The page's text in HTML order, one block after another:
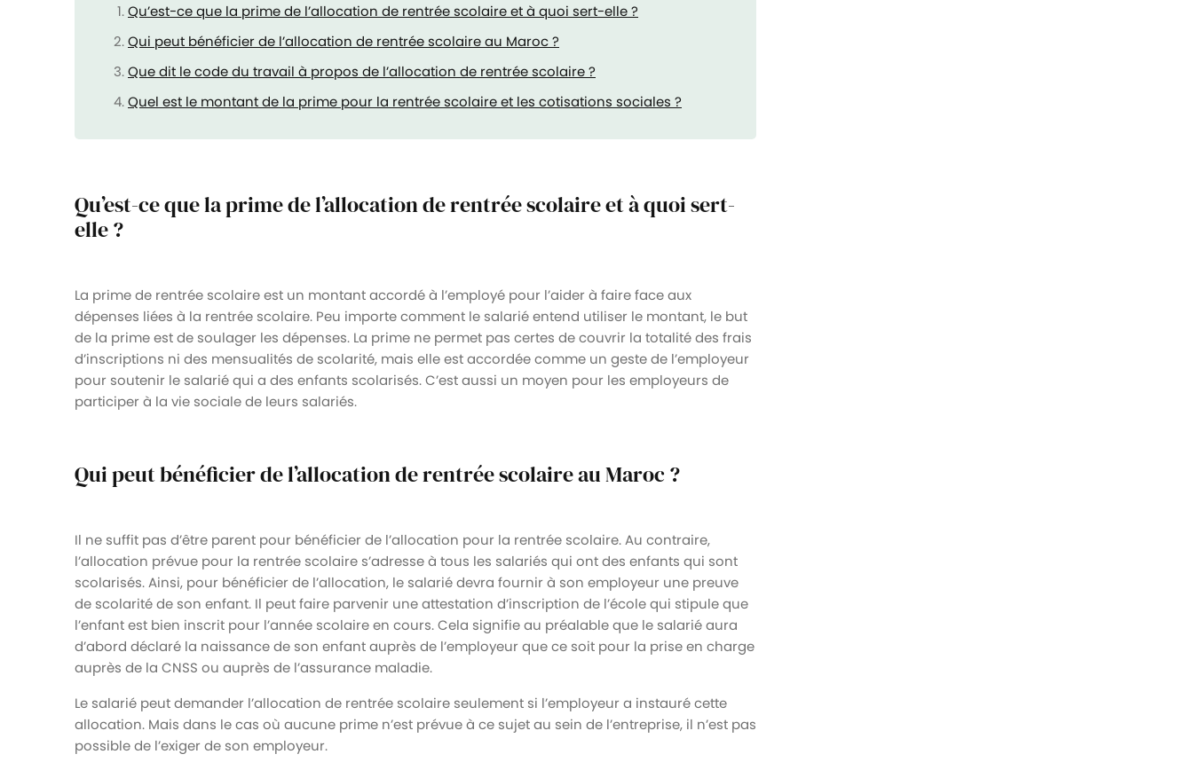
Qu’est-ce que la prime de l’allocation de rentrée scolaire et à quoi sert-elle ?
Qui peut bénéficier de l’allocation de rentrée scolaire au Maroc ?
Que dit le code du travail à propos de l’allocation de rentrée scolaire ?
Quel est le montant de la prime pour la rentrée scolaire et les cotisations sociales ?
Qu’est-ce que la prime de l’allocation de rentrée scolaire et à quoi sert-
elle ?
La prime de rentrée scolaire est un montant accordé à l’employé pour l’aider à faire face aux
dépenses liées à la rentrée scolaire. Peu importe comment le salarié entend utiliser le montant, le but
de la prime est de soulager les dépenses. La prime ne permet pas certes de couvrir la totalité des frais
d’inscriptions ni des mensualités de scolarité, mais elle est accordée comme un geste de l’employeur
pour soutenir le salarié qui a des enfants scolarisés. C’est aussi un moyen pour les employeurs de
participer à la vie sociale de leurs salariés.
Qui peut bénéficier de l’allocation de rentrée scolaire au Maroc ?
Il ne suffit pas d’être parent pour bénéficier de l’allocation pour la rentrée scolaire. Au contraire,
l’allocation prévue pour la rentrée scolaire s’adresse à tous les salariés qui ont des enfants qui sont
scolarisés. Ainsi, pour bénéficier de l’allocation, le salarié devra fournir à son employeur une preuve
de scolarité de son enfant. Il peut faire parvenir une attestation d’inscription de l’école qui stipule que
l’enfant est bien inscrit pour l’année scolaire en cours. Cela signifie au préalable que le salarié aura
d’abord déclaré la naissance de son enfant auprès de l’employeur que ce soit pour la prise en charge
auprès de la CNSS ou auprès de l’assurance maladie.
Le salarié peut demander l’allocation de rentrée scolaire seulement si l’employeur a instauré cette
allocation. Mais dans le cas où aucune prime n’est prévue à ce sujet au sein de l’entreprise, il n’est pas
possible de l’exiger de son employeur.